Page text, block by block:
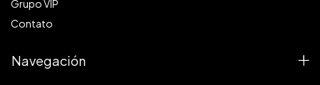
Grupo VIP
Contato
Navegación